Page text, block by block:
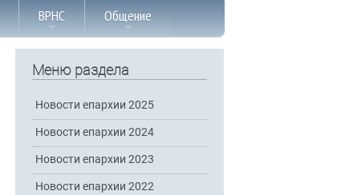
ВРНС Общение
Меню раздела
Новости епархии 2025
Новости епархии 2024
Новости епархии 2023
Новости епархии 2022